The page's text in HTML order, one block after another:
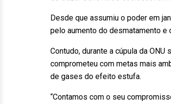
Desde que assumiu o poder em
pelo aumento do desmatamento e
Contudo, durante a cúpula da
comprometeu com metas mais
de gases do efeito estufa.
“Contamos com o seu